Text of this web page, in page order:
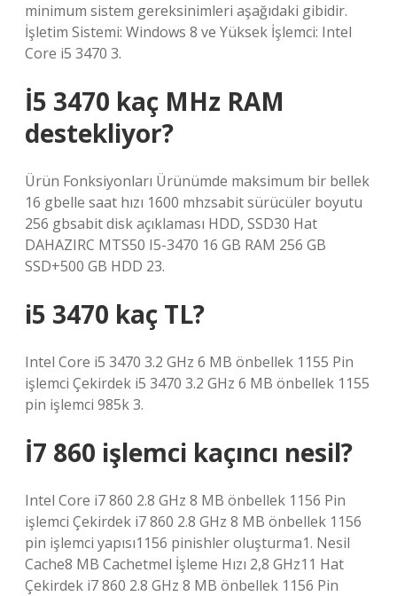
minimum sistem gereksinimleri aşağıdaki gibidir.
İşletim Sistemi: Windows 8 ve Yüksek İşlemci: Intel
Core i5 3470 3.
İ5 3470 kaç MHz RAM
destekliyor?
Ürün Fonksiyonları Ürünümde maksimum bir bellek
16 gbelle saat hızı 1600 mhzsabit sürücüler boyutu
256 gbsabit disk açıklaması HDD, SSD30 Hat
DAHAZIRC MTS50 I5-3470 16 GB RAM 256 GB
SSD+500 GB HDD 23.
i5 3470 kaç TL?
Intel Core i5 3470 3.2 GHz 6 MB önbellek 1155 Pin
işlemci Çekirdek i5 3470 3.2 GHz 6 MB önbellek 1155
pin işlemci 985k 3.
İ7 860 işlemci kaçıncı nesil?
Intel Core i7 860 2.8 GHz 8 MB önbellek 1156 Pin
işlemci Çekirdek i7 860 2.8 GHz 8 MB önbellek 1156
pin işlemci yapısı1156 pinishler oluşturma1. Nesil
Cache8 MB Cachetmel İşleme Hızı 2,8 GHz11 Hat
Çekirdek i7 860 2.8 GHz 8 MB önbellek 1156 Pin